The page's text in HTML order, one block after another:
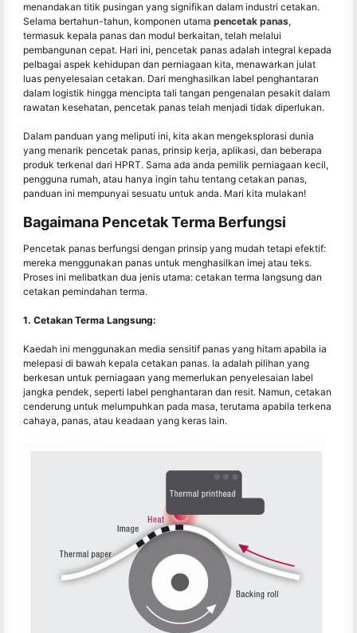
menandakan titik pusingan yang signifikan dalam industri cetakan.
Selama bertahun-tahun, komponen utama pencetak panas,
termasuk kepala panas dan modul berkaitan, telah melalui
pembangunan cepat. Hari ini, pencetak panas adalah integral kepada
pelbagai aspek kehidupan dan perniagaan kita, menawarkan julat
luas penyelesaian cetakan. Dari menghasilkan label penghantaran
dalam logistik hingga mencipta tali tangan pengenalan pesakit dalam
rawatan kesehatan, pencetak panas telah menjadi tidak diperlukan.
Dalam panduan yang meliputi ini, kita akan mengeksplorasi dunia
yang menarik pencetak panas, prinsip kerja, aplikasi, dan beberapa
produk terkenal dari HPRT. Sama ada anda pemilik perniagaan kecil,
pengguna rumah, atau hanya ingin tahu tentang cetakan panas,
panduan ini mempunyai sesuatu untuk anda. Mari kita mulakan!
Bagaimana Pencetak Terma Berfungsi
Pencetak panas berfungsi dengan prinsip yang mudah tetapi efektif:
mereka menggunakan panas untuk menghasilkan imej atau teks.
Proses ini melibatkan dua jenis utama: cetakan terma langsung dan
cetakan pemindahan terma.
1. Cetakan Terma Langsung:
Kaedah ini menggunakan media sensitif panas yang hitam apabila ia
melepasi di bawah kepala cetakan panas. Ia adalah pilihan yang
berkesan untuk perniagaan yang memerlukan penyelesaian label
jangka pendek, seperti label penghantaran dan resit. Namun, cetakan
cenderung untuk melumpuhkan pada masa, terutama apabila terkena
cahaya, panas, atau keadaan yang keras lain.